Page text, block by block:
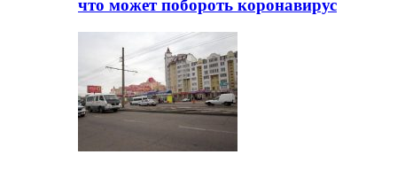
что может побороть коронавирус